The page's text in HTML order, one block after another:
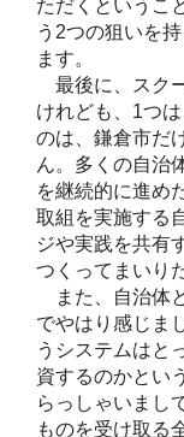
ただくというこ
う2つの狙いを
ます。
最後に、スク
けれども、1つ
のは、鎌倉市だ
ん。多くの自治
を継続的に進め
取組を実施する
ジや実践を共有
つくってまいり
また、自治体
でやはり感じま
うシステムはと
資するのかとい
らっしゃいまし
ものを受け取る